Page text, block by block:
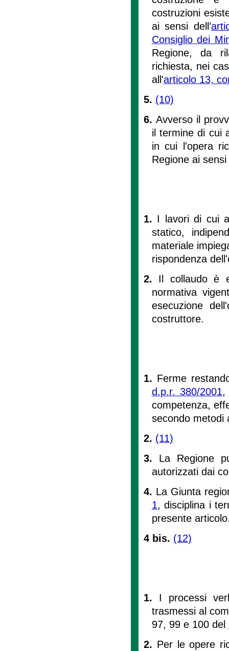
costruzioni
ai sensi dell’
Consiglio dei
Regione, da
richiesta, nei
all'articolo 13,
5. (10)
6.Avverso il
il termine di cui
in cui l'opera
Regione ai sensi
1. I lavori di cui
statico,
materiale
rispondenza
2. Il collaudo è
normativa
esecuzione
costruttore.
1. Ferme
d.p.r. 380/2001,
competenza,
secondo metodi
2. (11)
3. La Regione
autorizzati dai
4. La Giunta
1, disciplina i
presente
4 bis. (12)
1. I processi
trasmessi al
97, 99 e 100 del
2. Per le opere